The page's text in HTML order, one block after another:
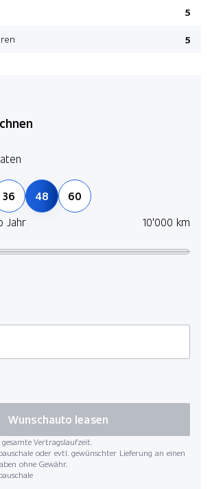
5
5
36 48
60
Jahr
10'000 km
Vertragslaufzeit.
oder evtl. gewünschter Lieferung an einen
ohne Gewähr.
Wunschauto leasen